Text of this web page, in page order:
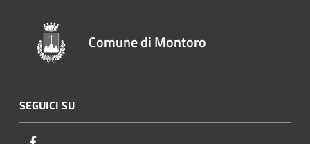
Comune di Montoro
SEGUICI SU